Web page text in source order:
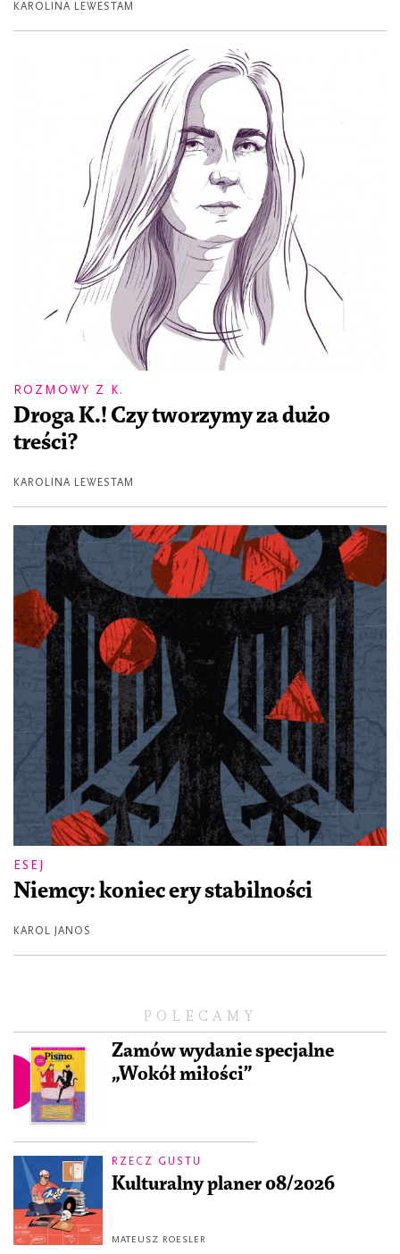
POLECAMY
Zamów wydanie specjalne
„Wokół miłości”
RZECZ GUSTU
Kulturalny planer 08/2026
MATEUSZ ROESLER
KAROLINA LEWESTAM
ROZMOWY Z K.
Droga K.! Czy tworzymy za dużo
treści?
KAROLINA LEWESTAM
ESEJ
Niemcy: koniec ery stabilności
KAROL JANOŚ